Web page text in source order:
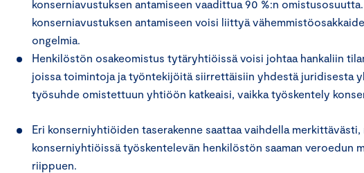
konserniavustuksen antamiseen vaadittua 90 %:n
konserniavustuksen antamiseen voisi liittyä
ongelmia.
Henkilöstön osakeomistus tytäryhtiöissä voisi johtaa hankaliin
joissa toimintoja ja työntekijöitä siirrettäisiin yhdestä juridisesta
työsuhde omistettuun yhtiöön katkeaisi, vaikka työskentely
Eri konserniyhtiöiden taserakenne saattaa vaihdella
konserniyhtiöissä työskentelevän henkilöstön saaman veroedun
riippuen.